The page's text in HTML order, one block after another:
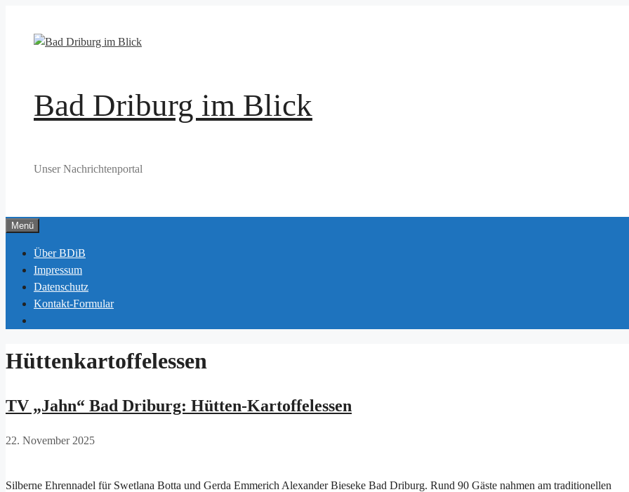
springen
Bad Driburg im Blick
Unser Nachrichtenportal
Menü
Über BDiB
Impressum
Datenschutz
Kontakt-Formular
Hüttenkartoffelessen
TV „Jahn“ Bad Driburg: Hütten-Kartoffelessen
22. November 2025
Silberne Ehrennadel für Swetlana Botta und Gerda Emmerich Alexander Bieseke Bad Driburg. Rund 90 Gäste nahmen am traditionellen